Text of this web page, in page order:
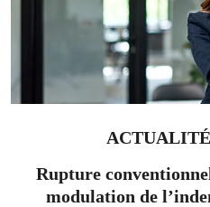
Rupture
modulation de